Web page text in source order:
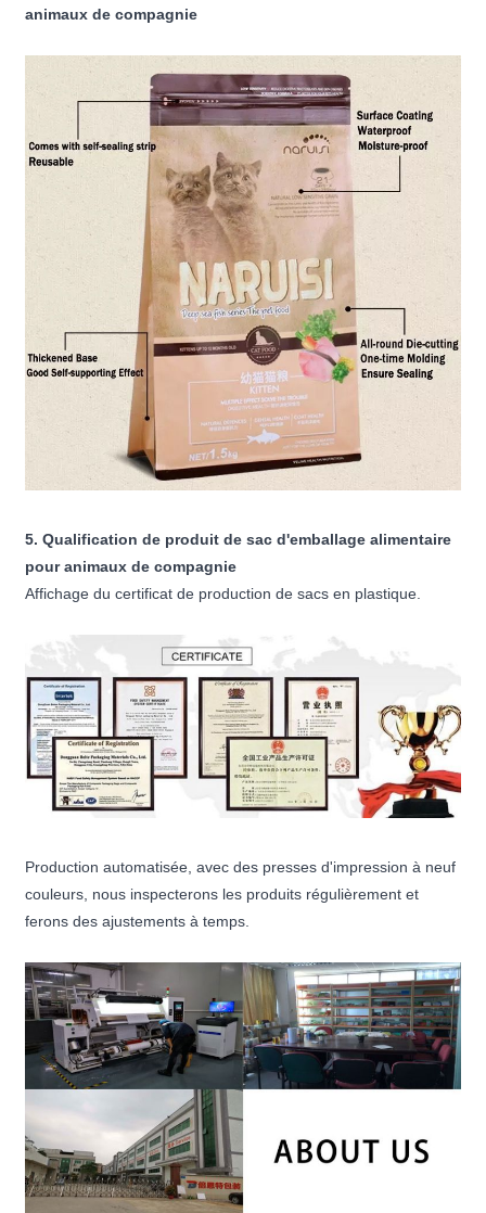
animaux de compagnie
5. Qualification de produit de sac d'emballage alimentaire
pour animaux de compagnie
Affichage du certificat de production de sacs en plastique.
Production automatisée, avec des presses d'impression à neuf
couleurs, nous inspecterons les produits régulièrement et
ferons des ajustements à temps.